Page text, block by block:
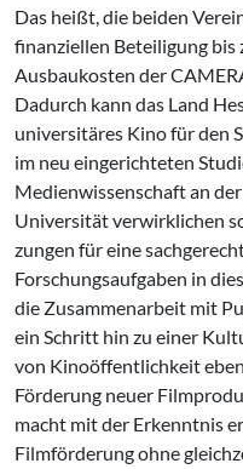
Das heißt, die beiden
finanziellen Beteiligung bis
Ausbaukosten der
Dadurch kann das Land
universitäres Kino für den
im neu eingerichteten
Medienwissenschaft an
Universität verwirkli­chen
zungen für eine
Forschungsaufgaben in
die Zusammenarbeit mit
ein Schritt hin zu einer
von Kinoöffentlichkeit
Förderung neuer
macht mit der Erkenntnis
Filmförderung ohne